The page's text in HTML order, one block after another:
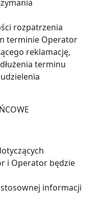
rozpatrzenia
terminie Operator
reklamację,
terminu
i Operator będzie
informacji